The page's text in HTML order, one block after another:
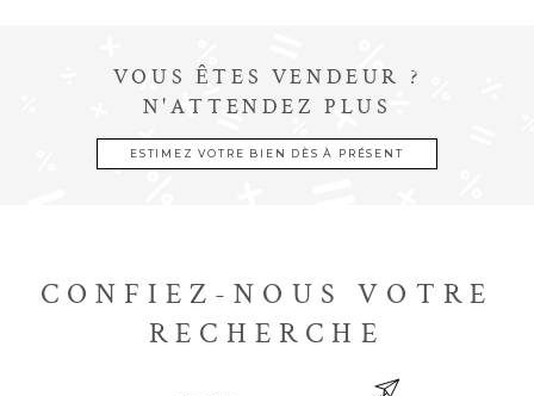
VOUS ÊTES VENDEUR ?
N'ATTENDEZ PLUS
ESTIMEZ VOTRE BIEN DÈS À PRÉSENT
CONFIEZ-NOUS VOTRE
RECHERCHE